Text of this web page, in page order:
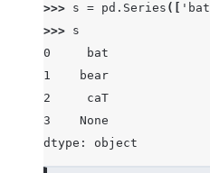
>>> s = pd . Series ([
>>> s
0     bat
1    bear
2     caT
3    None
dtype: object